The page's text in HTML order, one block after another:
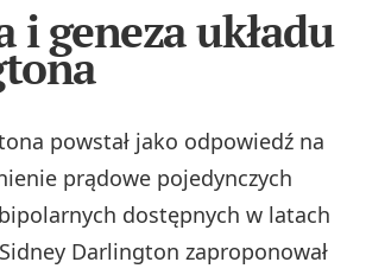
i geneza układu
powstał jako odpowiedź na
prądowe pojedynczych
dostępnych w latach
Darlington zaproponował